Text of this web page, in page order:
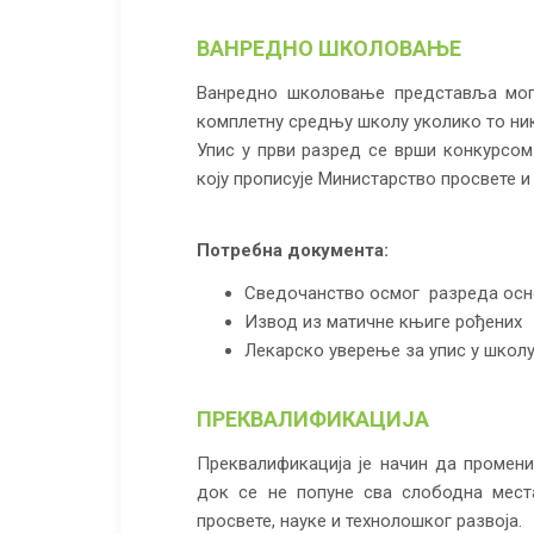
ВАНРЕДНО ШКОЛОВАЊЕ
Ванредно школовање представља
комплетну средњу школу уколико то
Упис у први разред се врши
коју прописује Министарство просвете
Потребна документа:
Сведочанство осмог разреда
Извод из матичне књиге рођених
Лекарско уверење за упис у
ПРЕКВАЛИФИКАЦИЈА
Преквалификација је начин да
док се не попуне сва слободна
просвете, науке и технолошког развоја.